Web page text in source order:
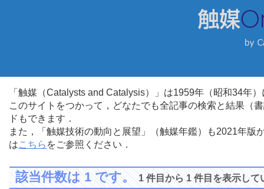
「触媒（Catalysts and Catalysis）」は1959年（昭和34年
このサイトをつかって，どなたでも全記事の検索と結果（
ドもできます．
また，「触媒技術の動向と展望」（触媒年鑑）も2021年
はこちら をご参照ください．
該当件数は 1 です。1 件目から 1 件目を表示して